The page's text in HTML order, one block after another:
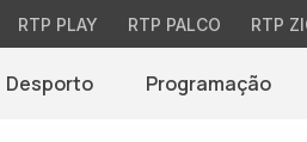
RTP PLAY RTP PALCO RTP
Desporto Programação